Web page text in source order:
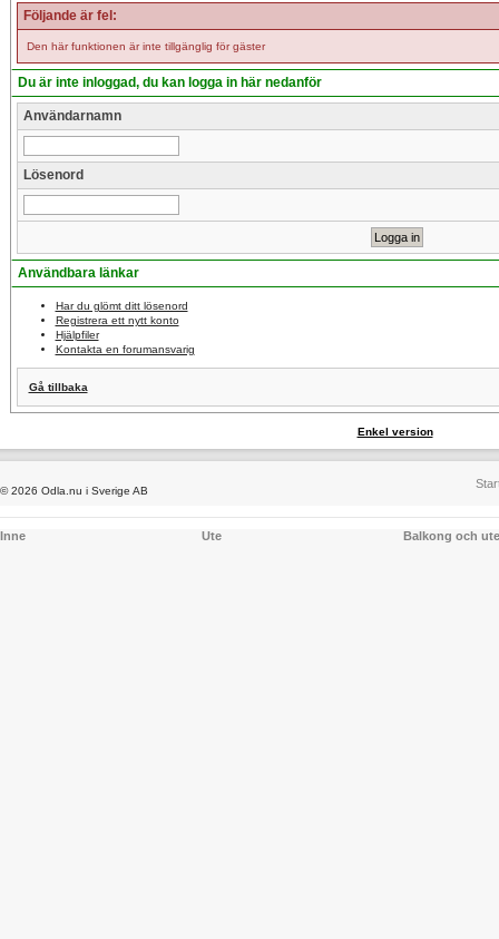
Följande är fel:
Den här funktionen är inte tillgänglig för gäster
Du är inte inloggad, du kan logga in här nedanför
Användarnamn
Lösenord
Användbara länkar
Har du glömt ditt lösenord
Registrera ett nytt konto
Hjälpfiler
Kontakta en forumansvarig
Gå tillbaka
Enkel version
© 2026 Odla.nu i Sverige AB
Inne Ute Balkong och